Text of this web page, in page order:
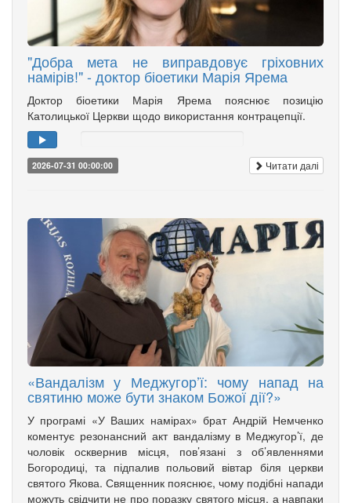
"Добра мета не виправдовує гріховних
намірів!" - доктор біоетики Марія Ярема
Доктор біоетики Марія Ярема пояснює позицію
Католицької Церкви щодо використання контрацепції.
2026-07-31 00:00:00 Читати далі
«Вандалізм у Меджугор’ї: чому напад на
святиню може бути знаком Божої дії?»
У програмі «У Ваших намірах» брат Андрій Немченко
коментує резонансний акт вандалізму в Меджугор’ї, де
чоловік осквернив місця, пов’язані з об’явленнями
Богородиці, та підпалив польовий вівтар біля церкви
святого Якова. Священник пояснює, чому подібні напади
можуть свідчити не про поразку святого місця, а навпаки